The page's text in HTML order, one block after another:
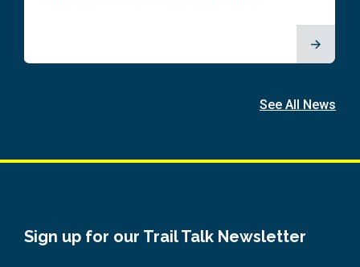
See All News
Sign up for our Trail Talk Newsletter